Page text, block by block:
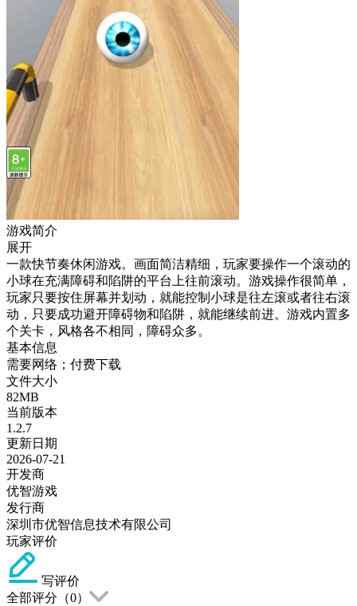
游戏简介
展开
一款快节奏休闲游戏。画面简洁精细，玩家要操作一个滚动的
小球在充满障碍和陷阱的平台上往前滚动。游戏操作很简单，
玩家只要按住屏幕并划动，就能控制小球是往左滚或者往右滚
动，只要成功避开障碍物和陷阱，就能继续前进。游戏内置多
个关卡，风格各不相同，障碍众多。
基本信息
需要网络；付费下载
文件大小
82MB
当前版本
1.2.7
更新日期
2026-07-21
开发商
优智游戏
发行商
深圳市优智信息技术有限公司
玩家评价
写评价
全部评分（0）